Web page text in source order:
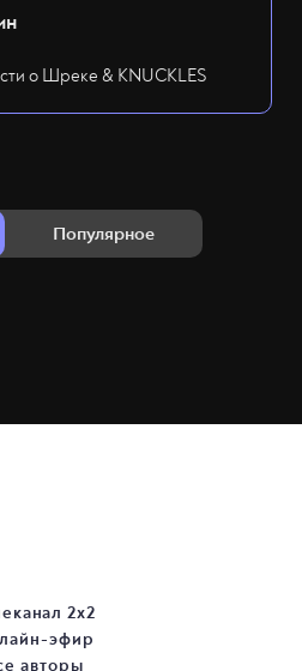
о Шреке & KNUCKLES
Популярное
2х2
эфир
авторы